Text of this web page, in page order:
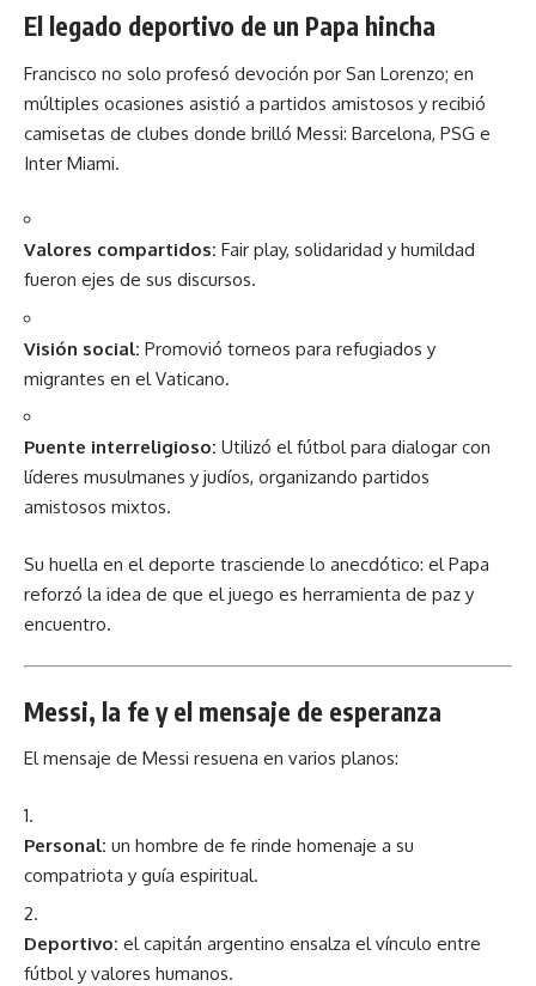
El legado deportivo de un Papa hincha
Francisco no solo profesó devoción por San Lorenzo; en
múltiples ocasiones asistió a partidos amistosos y recibió
camisetas de clubes donde brilló Messi: Barcelona, PSG e
Inter Miami.
Valores compartidos: Fair play, solidaridad y humildad
fueron ejes de sus discursos.
Visión social: Promovió torneos para refugiados y
migrantes en el Vaticano.
Puente interreligioso: Utilizó el fútbol para dialogar con
líderes musulmanes y judíos, organizando partidos
amistosos mixtos.
Su huella en el deporte trasciende lo anecdótico: el Papa
reforzó la idea de que el juego es herramienta de paz y
encuentro.
Messi, la fe y el mensaje de esperanza
El mensaje de Messi resuena en varios planos:
Personal: un hombre de fe rinde homenaje a su
compatriota y guía espiritual.
Deportivo: el capitán argentino ensalza el vínculo entre
fútbol y valores humanos.